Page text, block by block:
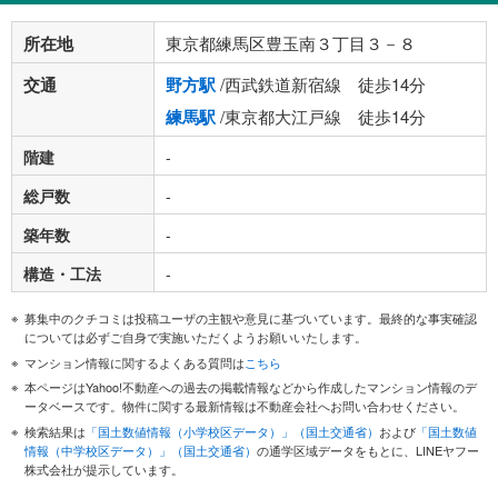
所在地 東京都練馬区豊玉南３丁目３－８
交通 野方駅/西武鉄道新宿線 徒歩14分
練馬駅/東京都大江戸線 徒歩14分
階建
-
総戸数
-
築年数
-
構造・工法
-
募集中のクチコミは投稿ユーザの主観や意見に基づいています。最終的な事実確認
については必ずご自身で実施いただくようお願いいたします。
マンション情報に関するよくある質問はこちら
本ページはYahoo!不動産への過去の掲載情報などから作成したマンション情報のデ
ータベースです。物件に関する最新情報は不動産会社へお問い合わせください。
検索結果は 「国土数値情報（小学校区データ）」（国土交通省） および 「国土数値
情報（中学校区データ）」（国土交通省） の通学区域データをもとに、LINEヤフー
株式会社が提示しています。